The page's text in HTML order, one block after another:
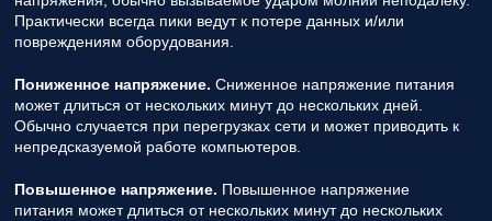
Практически всегда пики ведут к потере данных и/или
повреждениям оборудования.
Пониженное напряжение. Сниженное напряжение питания
может длиться от нескольких минут до нескольких дней.
Обычно случается при перегрузках сети и может приводить к
непредсказуемой работе компьютеров.
Повышенное напряжение. Повышенное напряжение
питания может длиться от нескольких минут до нескольких